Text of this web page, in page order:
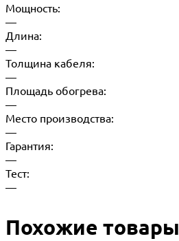
Мощность:
—
Длина:
—
Толщина кабеля:
—
Площадь обогрева:
—
Место производства:
—
Гарантия:
—
Тест:
—
Похожие товары